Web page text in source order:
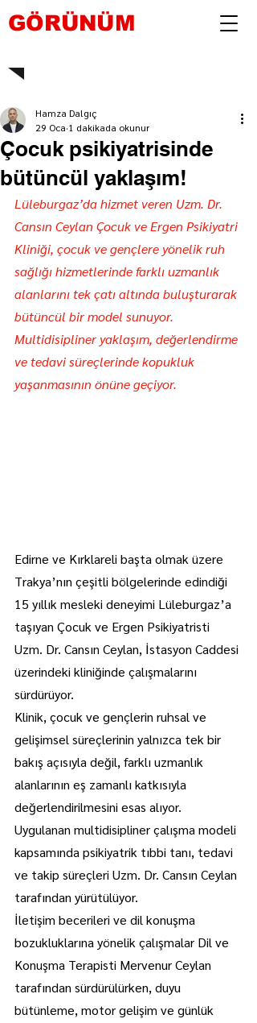
GÖRÜNÜM
Çocuk psikiyatrisinde
bütüncül yaklaşım!
Hamza Dalgıç
29 Oca 1 dakikada okunur
Lüleburgaz’da hizmet veren Uzm. Dr.
Cansın Ceylan Çocuk ve Ergen Psikiyatri
Kliniği, çocuk ve gençlere yönelik ruh
sağlığı hizmetlerinde farklı uzmanlık
alanlarını tek çatı altında buluşturarak
bütüncül bir model sunuyor.
Multidisipliner yaklaşım, değerlendirme
ve tedavi süreçlerinde kopukluk
yaşanmasının önüne geçiyor.
Edirne ve Kırklareli başta olmak üzere
Trakya’nın çeşitli bölgelerinde edindiği
15 yıllık mesleki deneyimi Lüleburgaz’a
taşıyan Çocuk ve Ergen Psikiyatristi
Uzm. Dr. Cansın Ceylan, İstasyon Caddesi
üzerindeki kliniğinde çalışmalarını
sürdürüyor.
Klinik, çocuk ve gençlerin ruhsal ve
gelişimsel süreçlerinin yalnızca tek bir
bakış açısıyla değil, farklı uzmanlık
alanlarının eş zamanlı katkısıyla
değerlendirilmesini esas alıyor.
Uygulanan multidisipliner çalışma modeli
kapsamında psikiyatrik tıbbi tanı, tedavi
ve takip süreçleri Uzm. Dr. Cansın Ceylan
tarafından yürütülüyor.
İletişim becerileri ve dil konuşma
bozukluklarına yönelik çalışmalar Dil ve
Konuşma Terapisti Mervenur Ceylan
tarafından sürdürülürken, duyu
bütünleme, motor gelişim ve günlük